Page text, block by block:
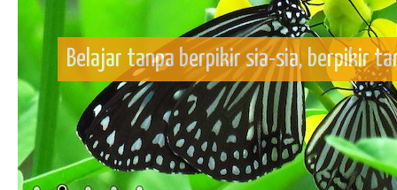
Belajar tanpa berpikir sia-sia, berpikir